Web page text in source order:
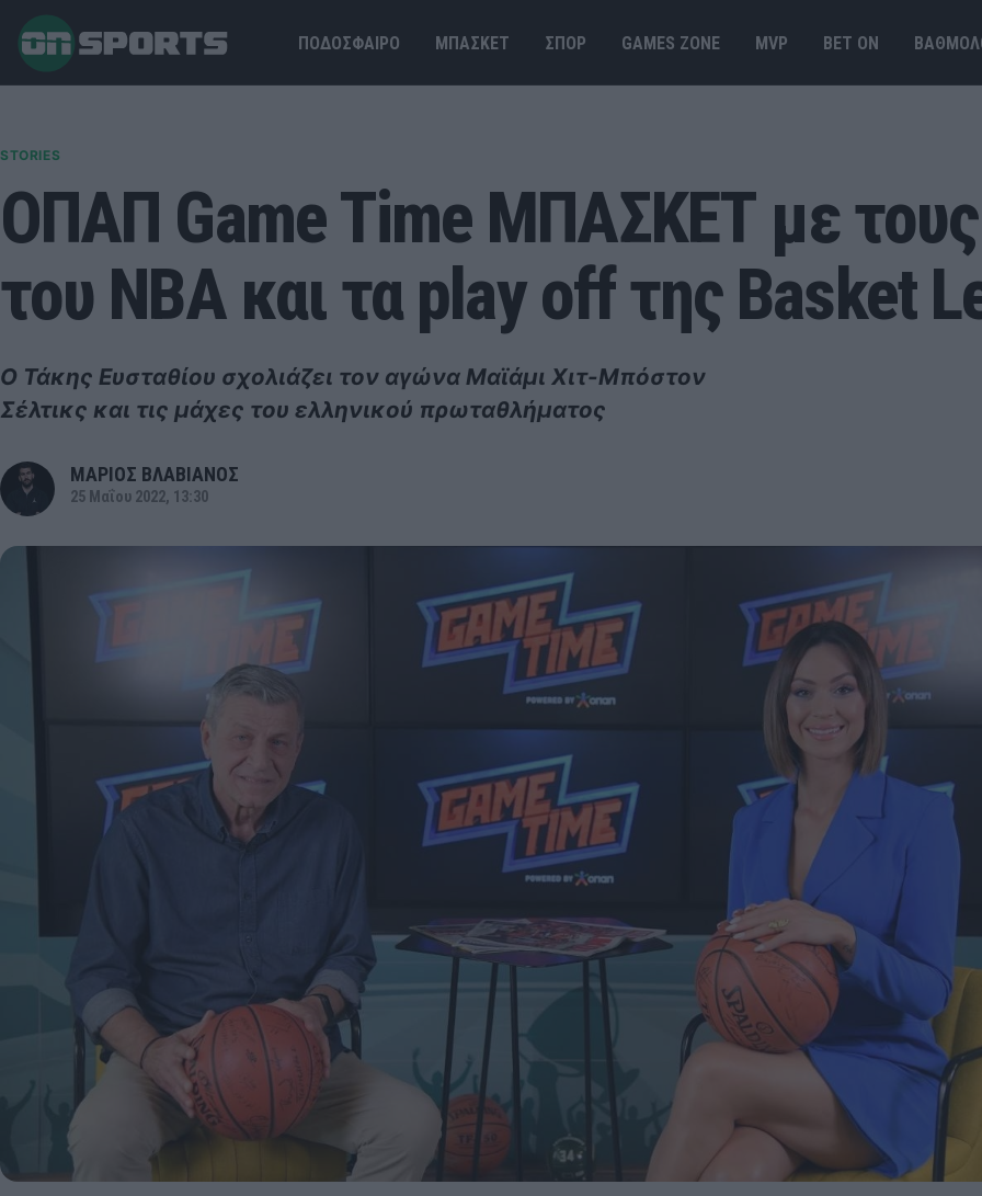
ΠΟΔΟΣΦΑΙΡΟ ΜΠΑΣΚΕΤ ΣΠΟΡ GAMES ΖΟΝΕ MVP BET ΟΝ
STORIES
ΟΠΑΠ Game Time ΜΠΑΣΚΕΤ με τους
του ΝΒΑ και τα play off της Basket
Ο Τάκης Ευσταθίου σχολιάζει τον αγώνα Μαϊάμι Χιτ-Μπόστον
Σέλτικς και τις μάχες του ελληνικού πρωταθλήματος
ΜΑΡΙΟΣ ΒΛΑΒΙΑΝΟΣ
25 Μαΐου 2022, 13:30